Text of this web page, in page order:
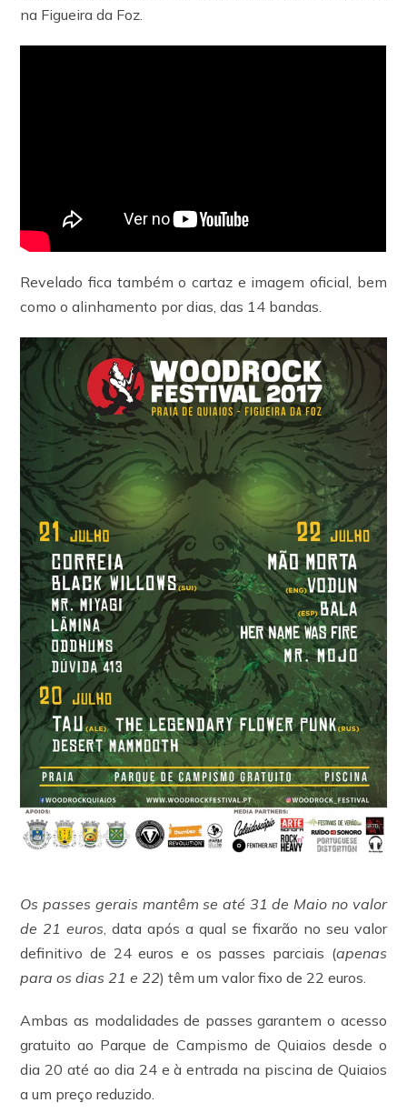
na Figueira da Foz.
Revelado fica também o cartaz e imagem oficial, bem
como o alinhamento por dias, das 14 bandas.
Os passes gerais mantêm se até 31 de Maio no valor
de 21 euros , data após a qual se fixarão no seu valor
definitivo de 24 euros e os passes parciais (apenas
para os dias 21 e 22) têm um valor fixo de 22 euros.
Ambas as modalidades de passes garantem o acesso
gratuito ao Parque de Campismo de Quiaios desde o
dia 20 até ao dia 24 e à entrada na piscina de Quiaios
a um preço reduzido.